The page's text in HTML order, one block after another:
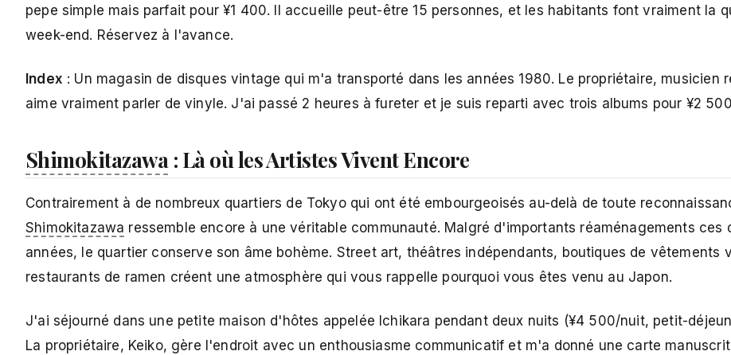
pepe simple mais parfait pour ¥1 400. Il accueille peut-être 15 personnes, et les habitants font vraiment la
week-end. Réservez à l'avance.
Index : Un magasin de disques vintage qui m'a transporté dans les années 1980. Le propriétaire, musicien
aime vraiment parler de vinyle. J'ai passé 2 heures à fureter et je suis reparti avec trois albums pour ¥2
Shimokitazawa: Là où les Artistes Vivent Encore
Contrairement à de nombreux quartiers de Tokyo qui ont été embourgeoisés au-delà de toute
Shimokitazawa ressemble encore à une véritable communauté. Malgré d'importants réaménagements ces
années, le quartier conserve son âme bohème. Street art, théâtres indépendants, boutiques de vêtements
restaurants de ramen créent une atmosphère qui vous rappelle pourquoi vous êtes venu au Japon.
J'ai séjourné dans une petite maison d'hôtes appelée Ichikara pendant deux nuits (¥4 500/nuit, petit-
La propriétaire, Keiko, gère l'endroit avec un enthousiasme communicatif et m'a donné une carte